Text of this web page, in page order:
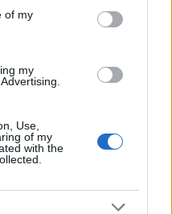
of my
my
Use,
of my
with the
8 ευρωπαϊκών
των νεών
9 χωρών προς την
της ευελιξίας όσον αφορά
Τζέλα